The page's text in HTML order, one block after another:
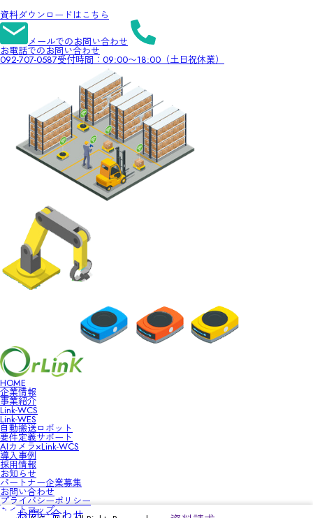
資料ダウンロードはこちら
メールでのお問い合わせ
お電話でのお問い合わせ
092-707-0587受付時間：09:00〜18:00（土日祝休業）
HOME
企業情報
事業紹介
Link-WCS
Link-WES
自動搬送ロボット
要件定義サポート
AIカメラ×Link-WCS
導入事例
採用情報
お知らせ
パートナー企業募集
お問い合わせ
プライバシーポリシー
サイトマップ
お問い合わせ